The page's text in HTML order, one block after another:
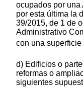
ocupados por
por esta última la
39/2015, de 1 de
Administrativo
con una
d) Edificios o
reformas o
siguientes